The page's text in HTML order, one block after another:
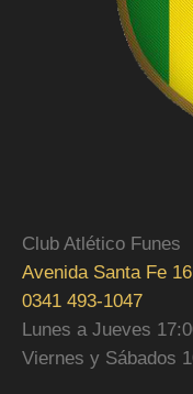
Club Atlético Funes
Avenida Santa Fe
0341 493-1047
Lunes a Jueves
Viernes y Sábados